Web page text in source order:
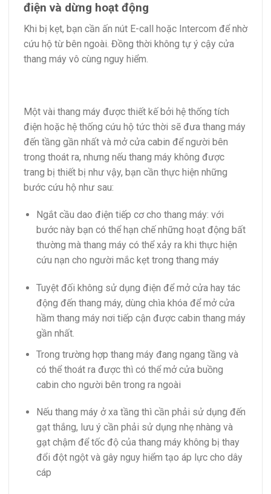
điện và dừng hoạt động
Khi bị kẹt, bạn cần ấn nút E-call hoặc Intercom để nhờ
cứu hộ từ bên ngoài. Đồng thời không tự ý cậy cửa
thang máy vô cùng nguy hiểm.
Một vài thang máy được thiết kế bởi hệ thống tích
điện hoặc hệ thống cứu hộ tức thời sẽ đưa thang máy
đến tầng gần nhất và mở cửa cabin để người bên
trong thoát ra, nhưng nếu thang máy không được
trang bị thiết bị như vậy, bạn cần thực hiện những
bước cứu hộ như sau:
Ngắt cầu dao điện tiếp cơ cho thang máy: với
bước này bạn có thể hạn chế những hoạt động bất
thường mà thang máy có thể xảy ra khi thực hiện
cứu nạn cho người mắc kẹt trong thang máy
Tuyệt đối không sử dụng điện để mở cửa hay tác
động đến thang máy, dùng chìa khóa để mở cửa
hầm thang máy nơi tiếp cận được cabin thang máy
gần nhất.
Trong trường hợp thang máy đang ngang tầng và
có thể thoát ra được thì có thể mở cửa buồng
cabin cho người bên trong ra ngoài
Nếu thang máy ở xa tầng thì cần phải sử dụng đến
gạt thắng, lưu ý cần phải sử dụng nhẹ nhàng và
gạt chậm để tốc độ của thang máy không bị thay
đổi đột ngột và gây nguy hiểm tạo áp lực cho dây
cáp